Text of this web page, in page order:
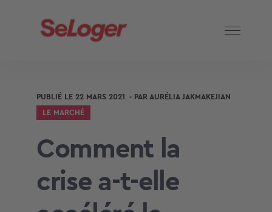
PUBLIÉ LE 22 MARS 2021 - PARAURÉLIA JAKMAKEJIAN
LE MARCHÉ
Comment la
crise a-t-elle